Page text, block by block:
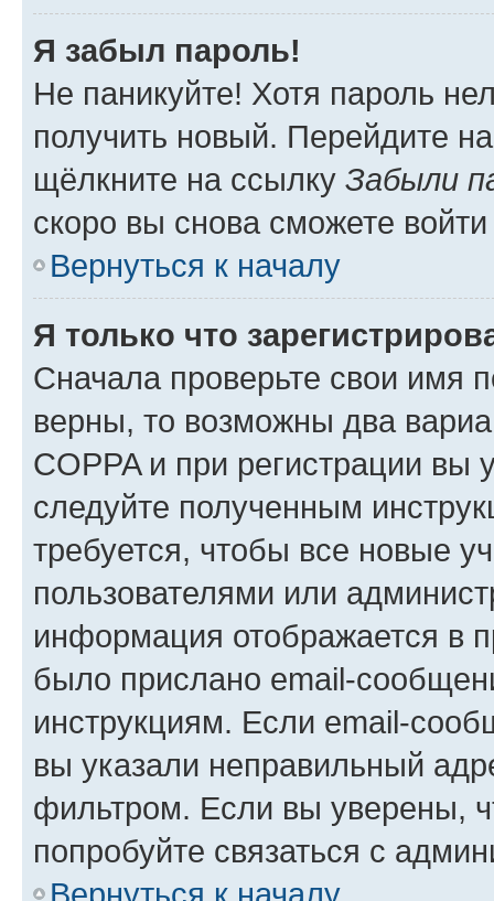
Я забыл пароль!
Не паникуйте! Хотя пароль
получить новый. Перейдите
щёлкните на ссылку Забыли
скоро вы снова сможете
Вернуться к началу
Я только что
Сначала проверьте свои имя
верны, то возможны два
COPPA и при регистрации вы
следуйте полученным
требуется, чтобы все новые
пользователями или
информация отображается в
было прислано email-
инструкциям. Если email-
вы указали неправильный
фильтром. Если вы уверены,
попробуйте связаться с
Вернуться к началу